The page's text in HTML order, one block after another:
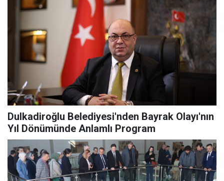
Dulkadiroğlu Belediyesi'nden Bayrak Olayı'nın
Yıl Dönümünde Anlamlı Program